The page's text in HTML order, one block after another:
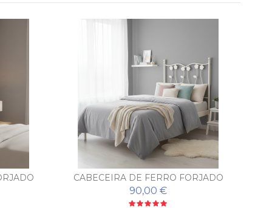
CABECEIRA DE FERRO FORJADO
ROSALÍA
90,00 €